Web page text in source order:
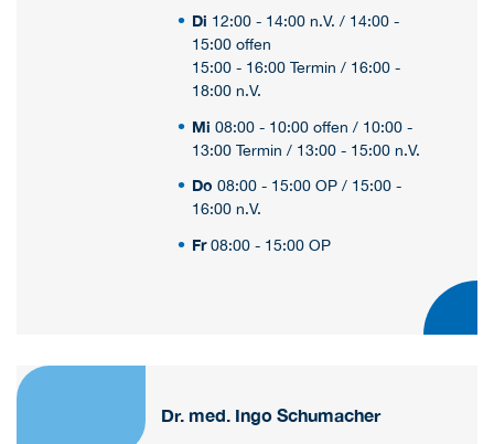
Di 12:00 - 14:00 n.V. / 14:00 -
15:00 offen
15:00 - 16:00 Termin / 16:00 -
18:00 n.V.
Mi08:00 - 10:00 offen / 10:00 -
13:00 Termin / 13:00 - 15:00 n.V.
Do 08:00 - 15:00 OP / 15:00 -
16:00 n.V.
Fr08:00 - 15:00 OP
Dr. med. Ingo Schumacher